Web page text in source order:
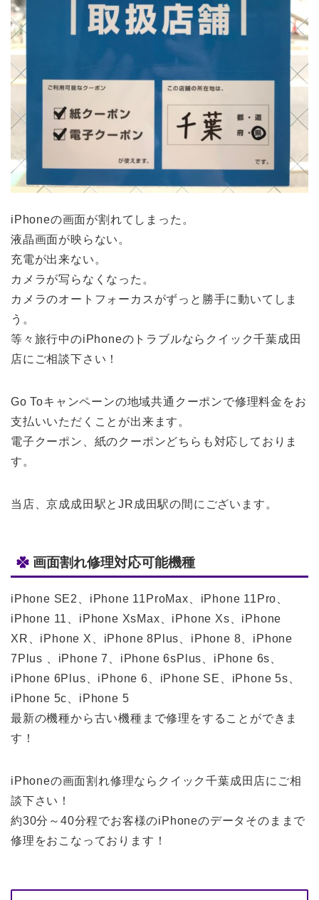
iPhoneの画面が割れてしまった。
液晶画面が映らない。
充電が出来ない。
カメラが写らなくなった。
カメラのオートフォーカスがずっと勝手に動いてしま
う。
等々旅行中のiPhoneのトラブルならクイック千葉成田
店にご相談下さい！
Go Toキャンペーンの地域共通クーポンで修理料金をお
支払いいただくことが出来ます。
電子クーポン、紙のクーポンどちらも対応しておりま
す。
当店、京成成田駅とJR成田駅の間にございます。
画面割れ修理対応可能機種
iPhone SE2、iPhone 11ProMax、iPhone 11Pro、
iPhone 11、iPhone XsMax、iPhone Xs、iPhone
XR、iPhone X、iPhone 8Plus、iPhone 8、iPhone
7Plus 、iPhone 7、iPhone 6sPlus、iPhone 6s、
iPhone 6Plus、iPhone 6、iPhone SE、iPhone 5s、
iPhone 5c、iPhone 5
最新の機種から古い機種まで修理をすることができま
す！
iPhoneの画面割れ修理ならクイック千葉成田店にご相
談下さい！
約30分～40分程でお客様のiPhoneのデータそのままで
修理をおこなっております！